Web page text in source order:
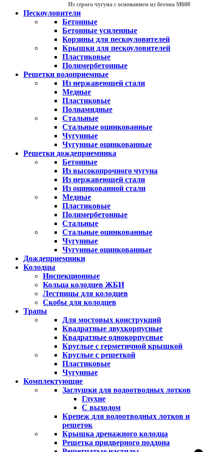
Из серого чугуна с основанием из бетона М600
Пескоуловители
Бетонные
Бетонные усиленные
Корзины для пескоуловителей
Крышки для пескоуловителей
Пластиковые
Полимербетонные
Решетки водоприемные
Из нержавеющей стали
Медные
Пластиковые
Полиамидные
Стальные
Стальные оцинкованные
Чугунные
Чугунные оцинкованные
Решетки дождеприемника
Бетонные
Из высокопрочного чугуна
Из нержавеющей стали
Из оцинкованной стали
Медные
Пластиковые
Полимербетонные
Стальные
Стальные оцинкованные
Чугунные
Чугунные оцинкованные
Дождеприемники
Колодцы
Инспекционные
Кольца колодцев ЖБИ
Лестницы для колодцев
Скобы для колодцев
Трапы
Для мостовых конструкций
Квадратные двухкорпусные
Квадратные однокорпусные
Круглые с герметичной крышкой
Круглые с решеткой
Пластиковые
Чугунные
Комплектующие
Заглушки для водоотводных лотков
Глухие
С выходом
Крепеж для водоотводных лотков и
решеток
Крышка дренажного колодца
Решетка придверного поддона